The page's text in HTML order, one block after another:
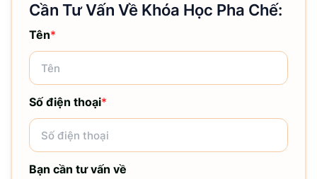
Cần Tư Vấn Về Khóa Học Pha Chế:
Tên*
Số điện thoại*
Bạn cần tư vấn về